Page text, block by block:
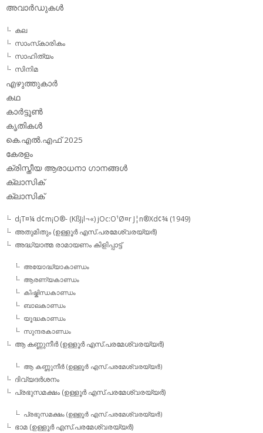
അവാര്‍ഡുകള്‍
കല
സാംസ്‌കാരികം
സാഹിത്യം
സിനിമ
എഴുത്തുകാര്‍
കഥ
കാര്‍ട്ടൂണ്‍
കൃതികള്‍
കെ.എല്‍.എഫ് 2025
കേരളം
ക്രിസ്തീയ ആരാധനാ ഗാനങ്ങള്‍
ക്ലാസിക്‌
ക്ലാസിക്
d¡T¤¼ d¢m¡O®- (KßJ¡l¬«) jOc:O¹Ø¤r J¦n®Xd¢¾ (1949)
അതുമിതും (ഉള്ളൂര്‍ എസ്.പരമേശ്വരയ്യര്‍)
അദ്ധ്യാത്മ രാമായണം കിളിപ്പാട്ട്‌
അയോദ്ധ്യാകാണ്ഡം
ആരണ്യകാണ്ഡം
കിഷ്കിന്ധകാണ്ഡം
ബാലകാണ്ഡം
യൂദ്ധകാണ്ഡം
സുന്ദരകാണ്ഡം
ആ കണ്ണുനീര്‍ (ഉള്ളൂര്‍ എസ്.പരമേശ്വരയ്യര്‍)
ആ കണ്ണുനീര്‍ (ഉള്ളൂര്‍ എസ്.പരമേശ്വരയ്യര്‍)
ദിവ്യദര്‍ശനം
പ്രഭുസമക്ഷം (ഉള്ളൂര്‍ എസ്.പരമേശ്വരയ്യര്‍)
പ്രഭുസമക്ഷം (ഉള്ളൂര്‍ എസ്.പരമേശ്വരയ്യര്‍)
ഭാമ (ഉള്ളൂര്‍ എസ്.പരമേശ്വരയ്യര്‍)